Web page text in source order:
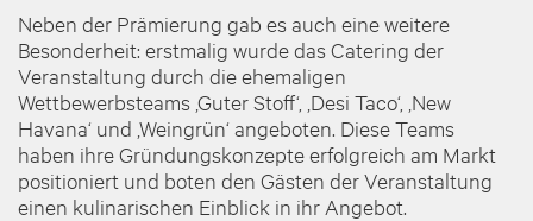
Neben der Prämierung gab es auch eine weitere
Besonderheit: erstmalig wurde das Catering der
Veranstaltung durch die ehemaligen
Wettbewerbsteams ‚Guter Stoff‘, ‚Desi Taco‘, ‚New
Havana‘ und ‚Weingrün‘ angeboten. Diese Teams
haben ihre Gründungskonzepte erfolgreich am Markt
positioniert und boten den Gästen der Veranstaltung
einen kulinarischen Einblick in ihr Angebot.